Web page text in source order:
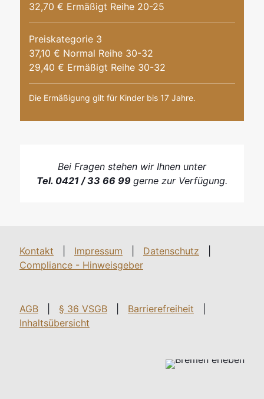
32,70 € Ermäßigt Reihe 20-25
Preiskategorie 3
37,10 € Normal Reihe 30-32
29,40 € Ermäßigt Reihe 30-32
Die Ermäßigung gilt für Kinder bis 17 Jahre.
Bei Fragen stehen wir Ihnen unter
Tel. 0421 / 33 66 99 gerne zur Verfügung.
Kontakt Impressum Datenschutz
Compliance - Hinweisgeber
AGB § 36 VSGB Barrierefreiheit
Inhaltsübersicht